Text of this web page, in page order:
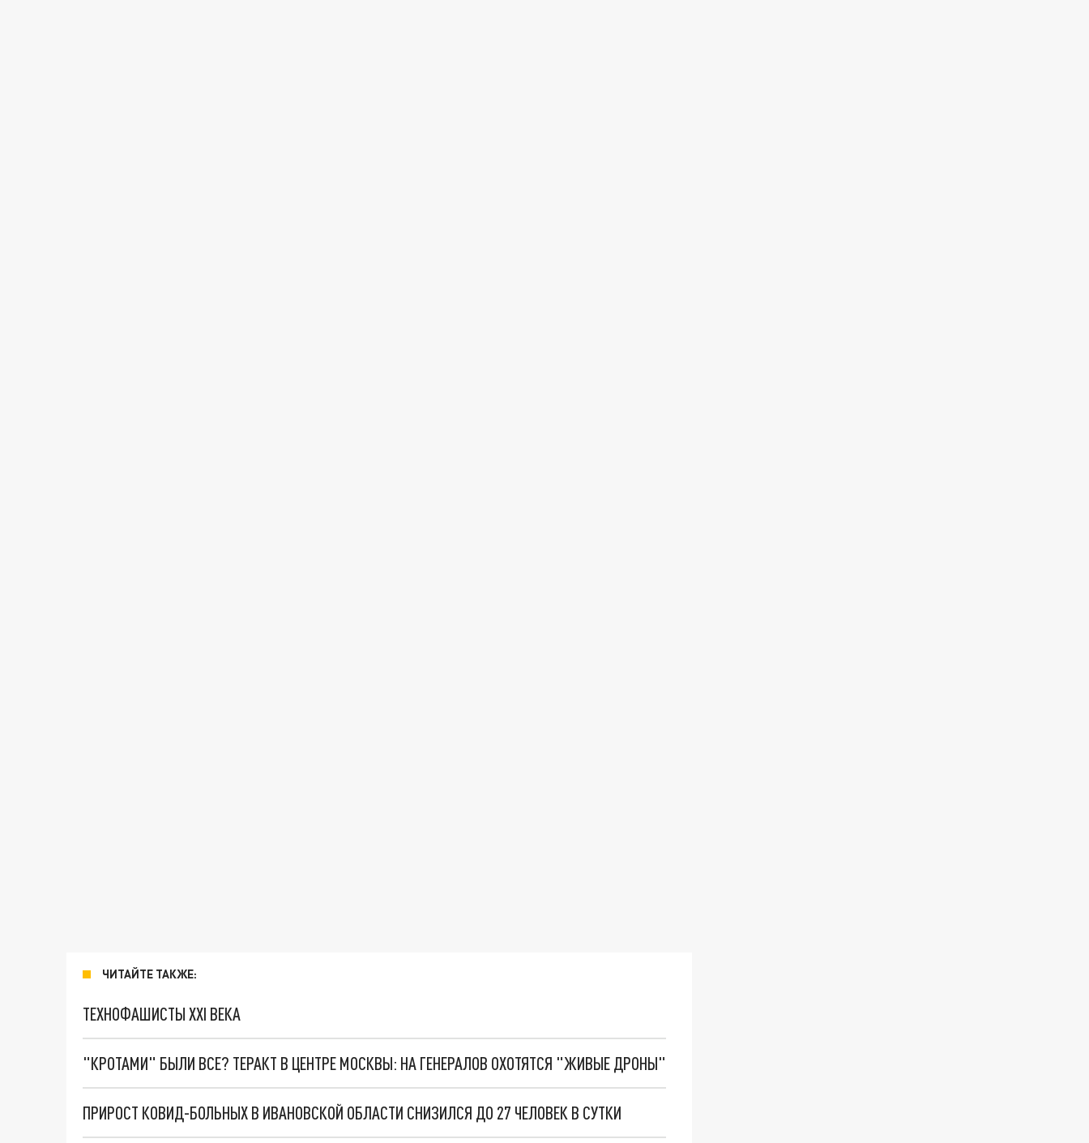
ЧИТАЙТЕ ТАКЖЕ:
ТЕХНОФАШИСТЫ XXI ВЕКА
"КРОТАМИ" БЫЛИ ВСЕ? ТЕРАКТ В ЦЕНТРЕ МОСКВЫ: НА ГЕНЕРАЛОВ ОХОТЯТСЯ "ЖИВЫЕ ДРОНЫ"
ПРИРОСТ КОВИД-БОЛЬНЫХ В ИВАНОВСКОЙ ОБЛАСТИ СНИЗИЛСЯ ДО 27 ЧЕЛОВЕК В СУТКИ